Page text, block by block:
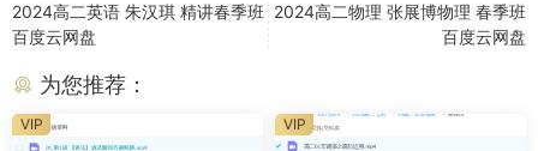
2024高二英语 朱汉琪 精讲春季班
百度云网盘
2024高二物理 张展博物理 春季班
百度云网盘
为您推荐：
VIP VIP